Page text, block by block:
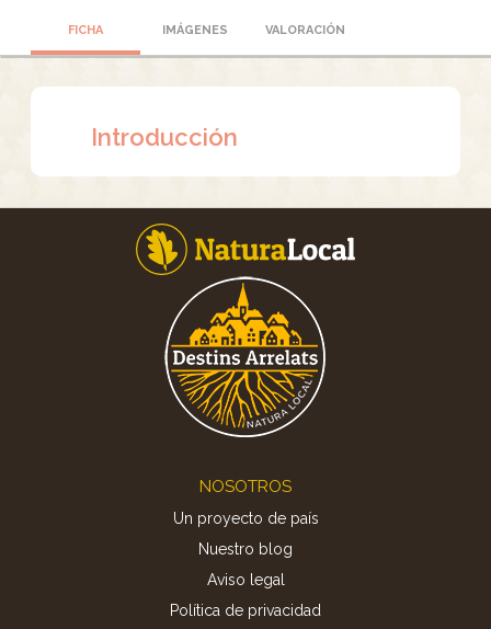
FICHA IMÁGENES VALORACIÓN
Introducción
NOSOTROS
Un proyecto de país
Nuestro blog
Aviso legal
Política de privacidad